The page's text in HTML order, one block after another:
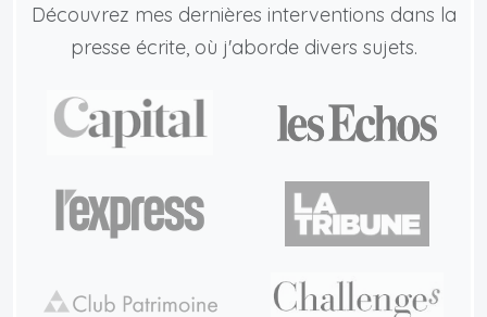
Découvrez mes dernières interventions dans la
presse écrite, où j'aborde divers sujets.